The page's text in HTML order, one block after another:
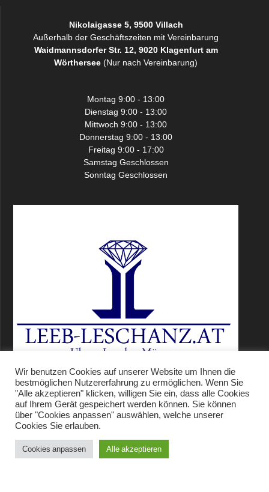
Nikolaigasse 5, 9500 Villach
Außerhalb der Geschäftszeiten mit Vereinbarung
Waidmannsdorfer Str. 12, 9020 Klagenfurt am
Wörthersee (Nur nach Vereinbarung)
Montag 9:00 - 13:00
Dienstag 9:00 - 13:00
Mittwoch 9:00 - 13:00
Donnerstag 9:00 - 13:00
Freitag 9:00 - 17:00
Samstag Geschlossen
Sonntag Geschlossen
Leeb-Leschanz.at
Wir benutzen Cookies auf unserer Website um Ihnen die
bestmöglichen Nutzererfahrung zu ermöglichen. Wenn Sie
"Alle akzeptieren" klicken, willigen Sie ein, dass alle Cookies
auf Ihrem Gerät gespeichert werden können. Sie können
über "Cookies anpassen" auswählen, welche unserer
Cookies Sie erlauben.
Cookies anpassen Alle akzeptieren